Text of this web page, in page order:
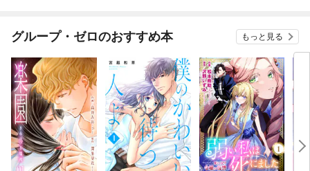
グループ・ゼロのおすすめ本 もっと見る